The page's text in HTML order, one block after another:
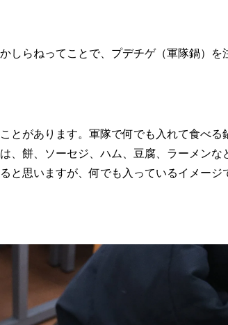
しらねってことで、プデチゲ（軍隊鍋）を
とがあります。軍隊で何でも入れて食べる
、餅、ソーセジ、ハム、豆腐、ラーメンな
と思いますが、何でも入っているイメージ